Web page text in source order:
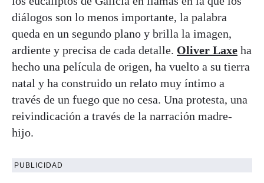
diálogos son lo menos importante, la palabra
queda en un segundo plano y brilla la imagen,
ardiente y precisa de cada detalle. Oliver Laxe ha
hecho una película de origen, ha vuelto a su tierra
natal y ha construido un relato muy íntimo a
través de un fuego que no cesa. Una protesta, una
reivindicación a través de la narración madre-
hijo.
PUBLICIDAD